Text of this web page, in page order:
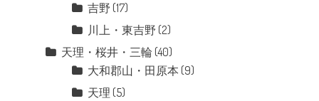
吉野 (17)
川上・東吉野 (2)
天理・桜井・三輪 (40)
大和郡山・田原本 (9)
天理 (5)